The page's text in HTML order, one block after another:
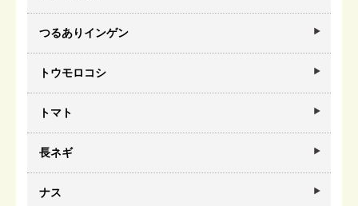
つるありインゲン
トウモロコシ
トマト
長ネギ
ナス